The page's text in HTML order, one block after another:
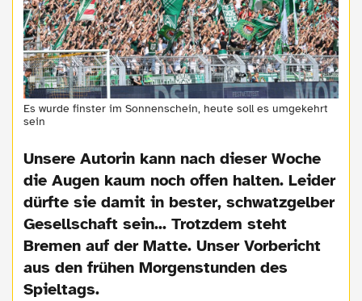
Es wurde finster im Sonnenschein, heute soll es umgekehrt
sein
Unsere Autorin kann nach dieser Woche
die Augen kaum noch offen halten. Leider
dürfte sie damit in bester, schwatzgelber
Gesellschaft sein... Trotzdem steht
Bremen auf der Matte. Unser Vorbericht
aus den frühen Morgenstunden des
Spieltags.